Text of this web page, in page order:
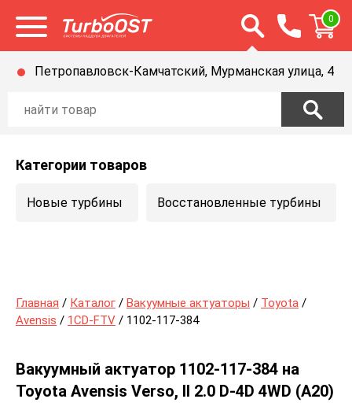
Открыть меню Открыть строку
0
Петропавловск-Камчатский, Мурманская улица, 4
Категории товаров
Новые турбины Восстановленные турбины
Главная / Каталог / Вакуумные актуаторы / Toyota /
Avensis / 1CD-FTV / 1102-117-384
Вакуумный актуатор 1102-117-384 на
Toyota Avensis Verso, II 2.0 D-4D 4WD (A20)